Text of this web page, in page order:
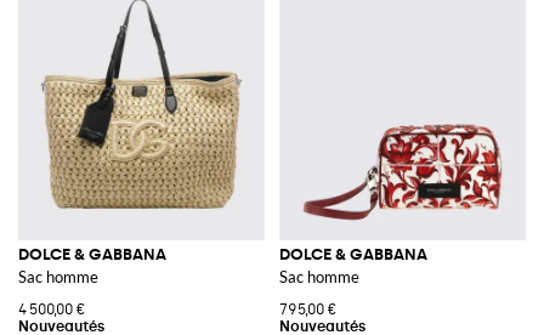
DOLCE & GABBANA
Sac homme
4 500,00 €
DOLCE & GABBANA
Sac homme
795,00 €